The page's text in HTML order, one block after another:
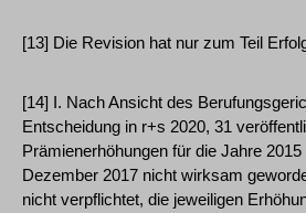
[13] Die Revision hat nur zum Teil
[14] I. Nach Ansicht des
Entscheidung in r+s 2020, 31
Prämienerhöhungen für die Jahre
Dezember 2017 nicht wirksam
nicht verpflichtet, die jeweiligen